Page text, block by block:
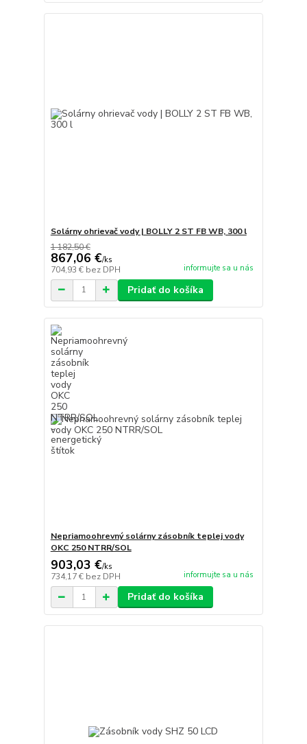
Solárny ohrievač vody | BOLLY 2 ST FB WB, 300 l
1 182,50 €
867,06 €/ks
704,93 € bez DPH informujte sa u nás
Pridať do košíka
Nepriamoohrevný solárny zásobník teplej vody
OKC 250 NTRR/SOL
903,03 €/ks
734,17 € bez DPH informujte sa u nás
Pridať do košíka